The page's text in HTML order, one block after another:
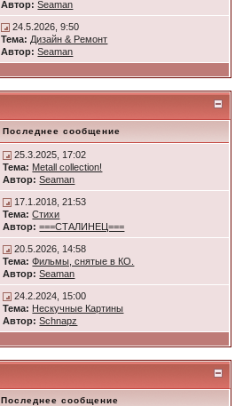
Автор: Seaman
24.5.2026, 9:50
Тема: Дизайн & Ремонт
Автор: Seaman
Последнее сообщение
25.3.2025, 17:02
Тема: Metall collection!
Автор: Seaman
17.1.2018, 21:53
Тема: Стихи
Автор: ===СТАЛИНЕЦ===
20.5.2026, 14:58
Тема: Фильмы, снятые в КО.
Автор: Seaman
24.2.2024, 15:00
Тема: Нескучные Картины
Автор: Schnapz
Последнее сообщение